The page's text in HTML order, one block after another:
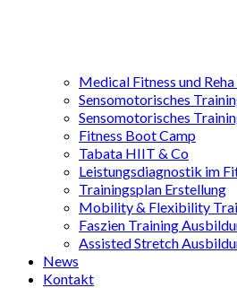
Medical Fitness und
Sensomotorisches
Sensomotorisches
Fitness Boot Camp
Tabata HIIT & Co
Leistungsdiagnostik im
Trainingsplan Erstellung
Mobility & Flexibility
Faszien Training
Assisted Stretch
News
Kontakt